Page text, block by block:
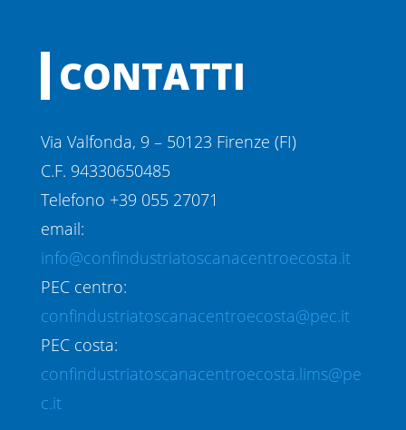
CONTATTI
Via Valfonda, 9 – 50123 Firenze (FI)
C.F. 94330650485
Telefono +39 055 27071
email:
info@confindustriatoscanacentroecosta.it
PEC centro:
confindustriatoscanacentroecosta@pec.it
PEC costa:
confindustriatoscanacentroecosta.lims@pe
c.it